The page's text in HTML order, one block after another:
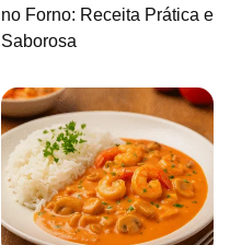
no Forno: Receita Prática e
Saborosa